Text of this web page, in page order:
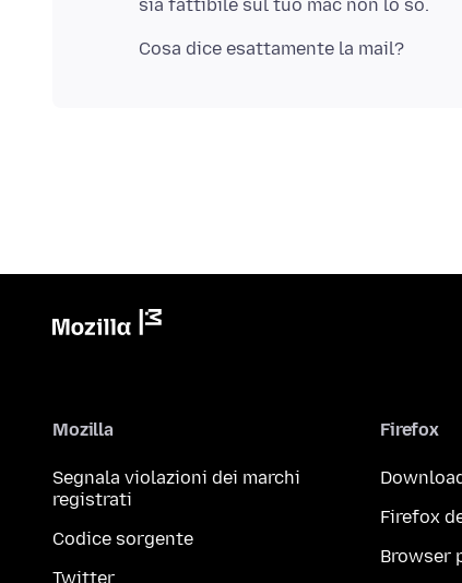
Mozilla
Segnala violazioni dei marchi
registrati
Codice sorgente
Twitter
Firefox
Firefox
Browser